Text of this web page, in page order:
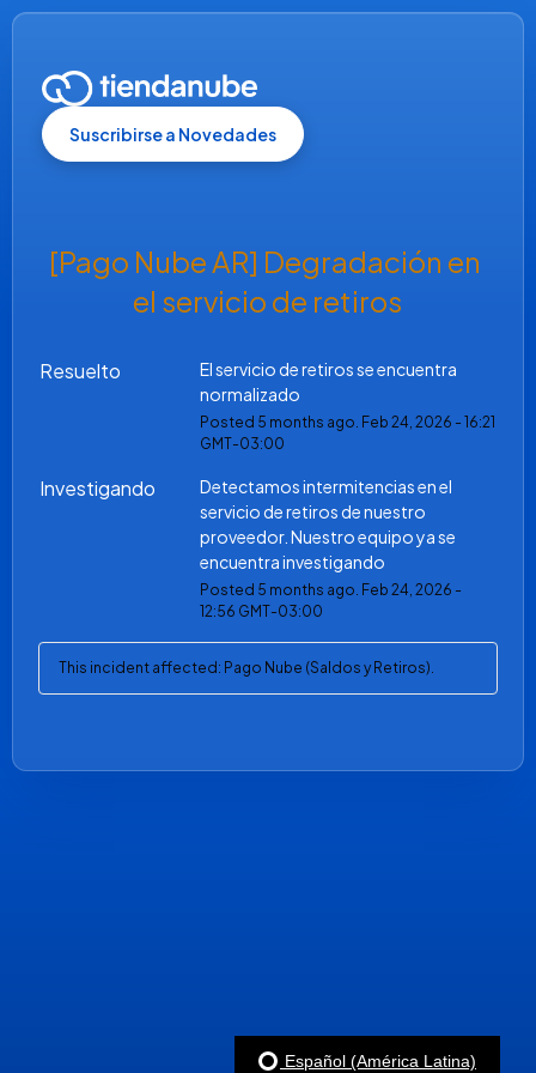
Suscribirse a Novedades
[Pago Nube AR] Degradación en
el servicio de retiros
Resuelto
El servicio de retiros se encuentra
normalizado
Posted 5 months ago. Feb 24, 2026 - 16:21
GMT-03:00
Investigando
Detectamos intermitencias en el
servicio de retiros de nuestro
proveedor. Nuestro equipo ya se
encuentra investigando
Posted 5 months ago. Feb 24, 2026 -
12:56 GMT-03:00
This incident affected: Pago Nube (Saldos y Retiros).
Español (América Latina)